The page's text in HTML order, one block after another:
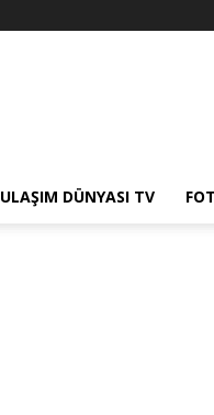
ULAŞIM DÜNYASI TV